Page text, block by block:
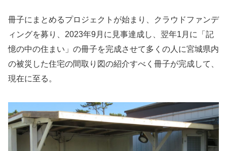
冊子にまとめるプロジェクトが始まり、クラウドファンデ
ィングを募り、2023年9月に見事達成し、翌年1月に「記
憶の中の住まい」の冊子を完成させて多くの人に宮城県内
の被災した住宅の間取り図の紹介すべく冊子が完成して、
現在に至る。